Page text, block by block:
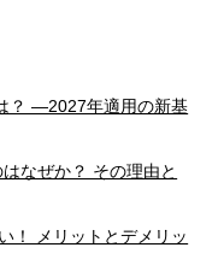
？ —2027年適用の新基
なぜか？ その理由と
！ メリットとデメリッ